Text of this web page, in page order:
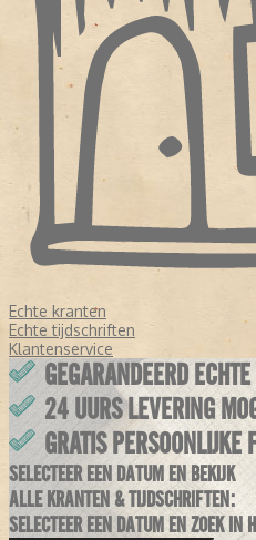
Echte kranten
Echte tijdschriften
Klantenservice
GEGARANDEERD
24 UURS LEVERING
GRATIS PERSOONLIJKE
SELECTEER EEN DATUM EN BEKIJK
ALLE KRANTEN & TIJDSCHRIFTEN:
SELECTEER EEN DATUM EN ZOEK IN